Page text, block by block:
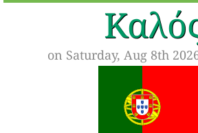
on Saturday, Aug 8th